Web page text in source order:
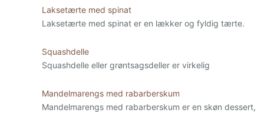
Laksetærte med spinat
Laksetærte med spinat er en lækker og fyldig tærte.
Squashdelle
Squashdelle eller grøntsagsdeller er virkelig
Mandelmarengs med rabarberskum
Mandelmarengs med rabarberskum er en skøn dessert,